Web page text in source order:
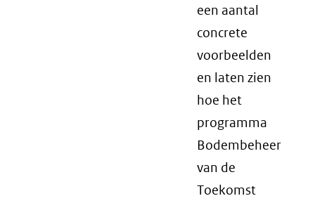
een aantal
concrete
voorbeelden
en laten zien
hoe het
programma
Bodembeheer
van de
Toekomst